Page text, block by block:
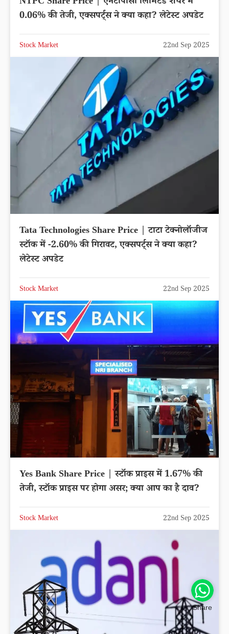
0.06% की तेजी, एक्सपर्ट्स ने क्या कहा? लेटेस्ट अपडेट
Stock Market 22nd Sep 2025
Tata Technologies Share Price | टाटा टेक्नोलॉजीज
स्टॉक में -2.60% की गिरावट, एक्सपर्ट्स ने क्या कहा?
लेटेस्ट अपडेट
Stock Market 22nd Sep 2025
Yes Bank Share Price | स्टॉक प्राइस में 1.67% की
तेजी, स्टॉक प्राइस पर होगा असर; क्या आप का है दाव?
Stock Market 22nd Sep 2025
Share